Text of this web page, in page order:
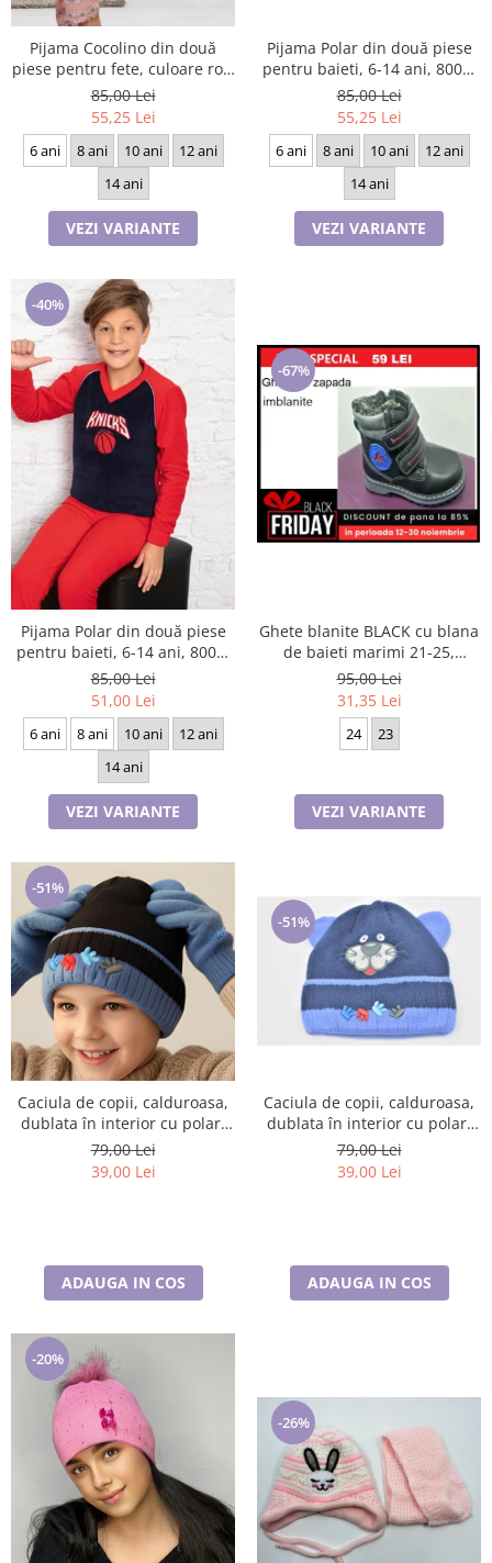
Pijama Cocolino din două
piese pentru fete, culoare roz,
6-14 ani, 9049
85,00 Lei
55,25 Lei
6 ani 8 ani 10 ani
12 ani
14 ani
VEZI VARIANTE
Pijama Polar din două piese
pentru baieti, 6-14 ani, 8003,
culoare bleomarin si visiniu
85,00 Lei
55,25 Lei
6 ani 8 ani 10 ani
12 ani
14 ani
VEZI VARIANTE
-40%
Pijama Polar din două piese
pentru baieti, 6-14 ani, 8007,
culoare bleomarin si rosu
85,00 Lei
51,00 Lei
6 ani 8 ani 10 ani
12 ani
14 ani
VEZI VARIANTE
-67%
Ghete blanite BLACK cu blana
de baieti marimi 21-25,
inchidere cu scai si fermoar
95,00 Lei
31,35 Lei
24 23
VEZI VARIANTE
-51%
Caciula de copii, calduroasa,
dublata în interior cu polar,
care acoperă urechile și
fruntea
79,00 Lei
39,00 Lei
ADAUGA IN COS
-51%
Caciula de copii, calduroasa,
dublata în interior cu polar,
care acoperă urechile și
fruntea
79,00 Lei
39,00 Lei
ADAUGA IN COS
-20%
-26%